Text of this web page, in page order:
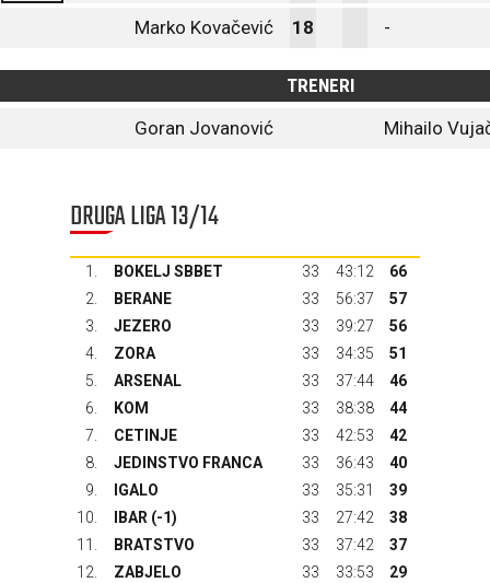
Marko Kovačević 18 -
TRENERI
Goran Jovanović
Mihailo
DRUGA LIGA 13/14
1. BOKELJ SBBET 33 43:12
66
2.
BERANE 33 56:37
57
3.
JEZERO 33 39:27
56
4.
ZORA 33 34:35
51
5.
ARSENAL 33 37:44
46
6.
KOM 33 38:38
44
7.
CETINJE 33 42:53
42
8.
JEDINSTVO FRANCA 33 36:43
40
9.
IGALO 33 35:31
39
10.
IBAR (-1) 33 27:42
38
11.
BRATSTVO 33 37:42
37
12.
ZABJELO 33 33:53 29